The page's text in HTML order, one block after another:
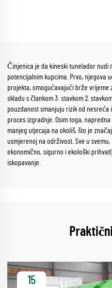
Činjenica je da kineski tunelador nudi
potencijalnim kupcima. Prvo, njegova
projekta, omogućavajući brže vrijeme
skladu s člankom 3. stavkom 2.
pouzdanost smanjuju rizik od
proces izgradnje. Osim toga,
manjeg utjecaja na okoliš, što je
usmjerenoj na održivost. Sve u
ekonomično, sigurno i ekološki
iskopavanje.
15